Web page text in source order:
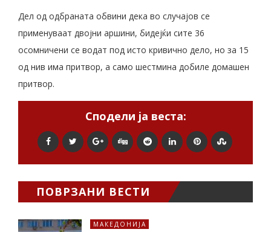
Дел од одбраната обвини дека во случајов се
применуваат двојни аршини, бидејќи сите 36
осомничени се водат под исто кривично дело, но за 15
од нив има притвор, а само шестмина добиле домашен
притвор.
Сподели ја веста:
ПОВРЗАНИ ВЕСТИ
МАКЕДОНИЈА